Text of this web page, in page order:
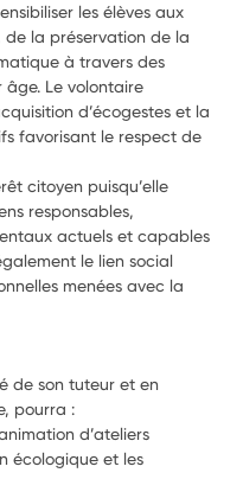
les élèves aux
la préservation de la
à travers des
Le volontaire
d’écogestes et la
favorisant le respect de
citoyen puisqu’elle
responsables,
actuels et capables
le lien social
menées avec la
de son tuteur et en
pourra :
d’ateliers
écologique et les